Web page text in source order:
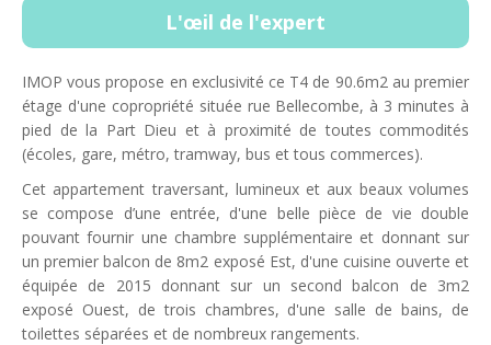
L'œil de l'expert
IMOP vous propose en exclusivité ce T4 de 90.6m2 au premier
étage d'une copropriété située rue Bellecombe, à 3 minutes à
pied de la Part Dieu et à proximité de toutes commodités
(écoles, gare, métro, tramway, bus et tous commerces).
Cet appartement traversant, lumineux et aux beaux volumes
se compose d’une entrée, d'une belle pièce de vie double
pouvant fournir une chambre supplémentaire et donnant sur
un premier balcon de 8m2 exposé Est, d'une cuisine ouverte et
équipée de 2015 donnant sur un second balcon de 3m2
exposé Ouest, de trois chambres, d'une salle de bains, de
toilettes séparées et de nombreux rangements.